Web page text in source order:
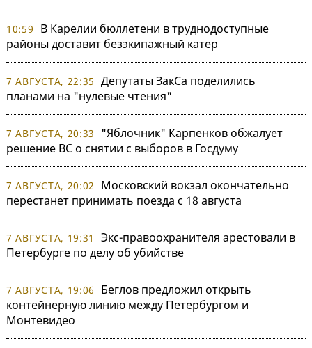
10:59
В Карелии бюллетени в труднодоступные
районы доставит безэкипажный катер
7 АВГУСТА, 22:35 Депутаты ЗакСа поделились
планами на "нулевые чтения"
7 АВГУСТА, 20:33
"Яблочник" Карпенков обжалует
решение ВС о снятии с выборов в Госдуму
7 АВГУСТА, 20:02
Московский вокзал окончательно
перестанет принимать поезда с 18 августа
7 АВГУСТА, 19:31
Экс-правоохранителя арестовали в
Петербурге по делу об убийстве
7 АВГУСТА, 19:06
Беглов предложил открыть
контейнерную линию между Петербургом и
Монтевидео